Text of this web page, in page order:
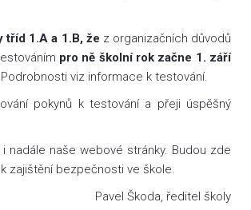
tříd 1.A a 1.B, že z organizačních důvodů
pro ně školní rok začne 1. září
viz informace k testování.
pokynů k testování a přeji úspěšný
nadále naše webové stránky. Budou zde
zajištění bezpečnosti ve škole.
Pavel Škoda, ředitel školy